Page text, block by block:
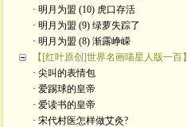
· 明月为盟 (10) 虎口存活
· 明月为盟 (9) 绿萝失踪了
· 明月为盟 (8) 渐露峥嵘
【[红叶原创]世界名画喵星人版一百】
· 尖叫的表情包
· 爱踢球的皇帝
· 爱读书的皇帝
· ​宋代村医怎样做艾灸?